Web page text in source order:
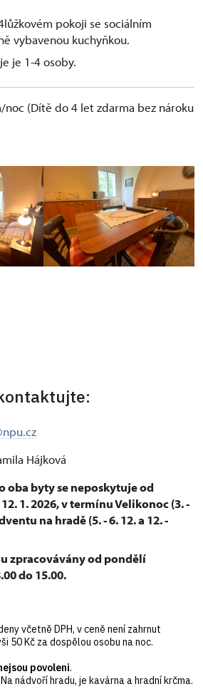
pokoji se sociálním
vybavenou kuchyňkou.
je 1-4 osoby.
noc (Dítě do 4 let zdarma bez nároku
Hájková
oba byty se neposkytuje od
12. 1. 2026, v termínu Velikonoc (3. -
na hradě (5. - 6. 12. a 12. -
zpracovávány od pondělí
do 15.00.
včetně DPH, v ceně není zahrnut
50 Kč za dospělou osobu na noc.
povoleni.
nádvoří hradu, je kavárna a hradní krčma.